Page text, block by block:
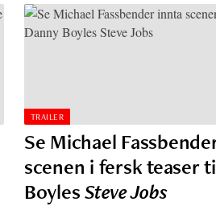
TRAILER
Se Michael
scenen i fersk teaser
BoylesSteve Jobs